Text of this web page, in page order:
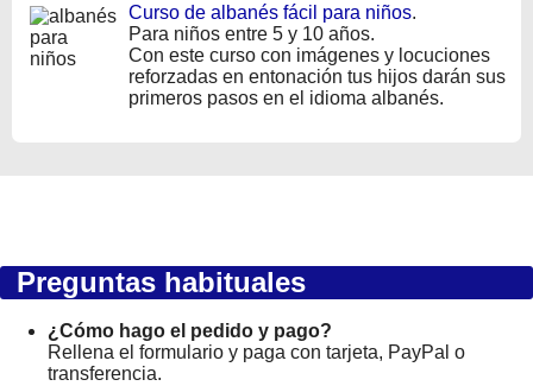
Curso de albanés fácil para niños.
Para niños entre 5 y 10 años.
Con este curso con imágenes y locuciones
reforzadas en entonación tus hijos darán sus
primeros pasos en el idioma albanés.
Preguntas habituales
¿Cómo hago el pedido y pago?
Rellena el formulario y paga con tarjeta, PayPal o
transferencia.